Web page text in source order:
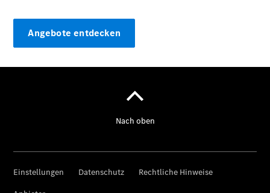
Anbieter/Datenschutz
Angebote entdecken